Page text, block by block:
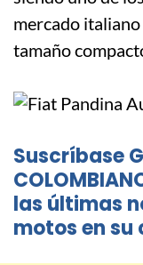
mercado italiano
tamaño
Suscríbase
las últimas
motos en su